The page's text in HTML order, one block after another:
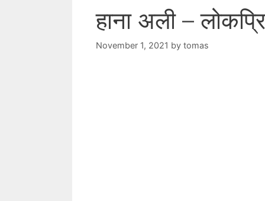
हाना अली –
November 1, 2021 by tomas